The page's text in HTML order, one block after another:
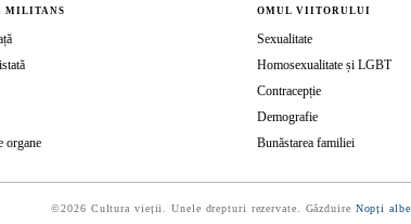
MILITANS
organe
OMUL VIITORULUI
Sexualitate
Homosexualitate și LGBT
Contracepție
Demografie
Bunăstarea familiei
©2026 Cultura vieții. Unele drepturi rezervate. Găzduire Nopți albe